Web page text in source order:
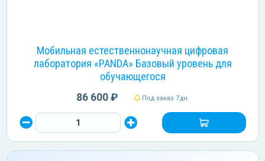
Мобильная естественнонаучная цифровая
лаборатория «PANDA» Базовый уровень для
обучающегося
86 600 ₽ Под заказ 7дн.